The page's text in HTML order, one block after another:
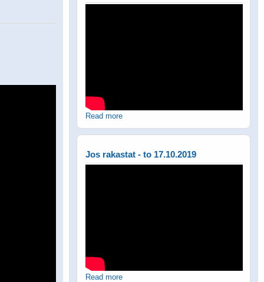
Read more
Jos rakastat - to 17.10.2019
Read more